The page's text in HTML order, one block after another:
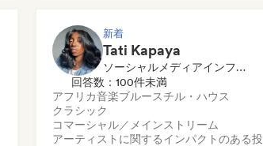
ドリーム・ポップ
新着
Tati Kapaya
ソーシャルメディアインフルエンサー
回答数：100件未満
アフリカ音楽ブルースチル・ハウス
クラシック
コマーシャル／メインストリーム
アーティストに関するインパクトのある投